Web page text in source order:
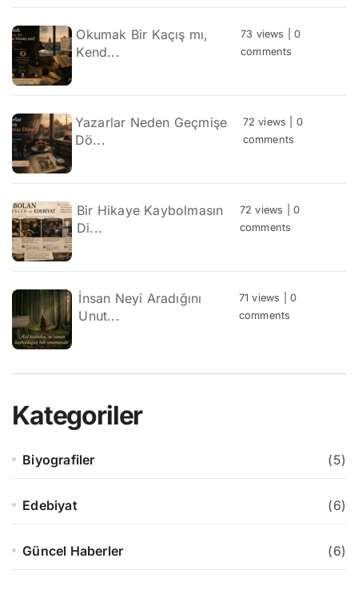
Okumak Bir Kaçış mı,
Kend...
73 views |0
comments
Yazarlar Neden Geçmişe
Dö...
72 views
0
comments
Bir Hikaye Kaybolmasın
Di...
72 views |0
comments
İnsan Neyi Aradığını
Unut...
71 views
0
comments
Kategoriler
Biyografiler (5)
Edebiyat (6)
Güncel Haberler (6)